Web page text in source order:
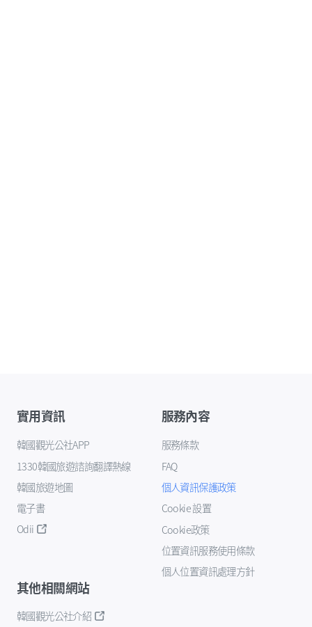
實用資訊
韓國觀光公社APP
1330韓國旅遊諮詢翻譯熱線
韓國旅遊地圖
電子書
Odii
服務內容
服務條款
FAQ
個人資訊保護政策
Cookie 設置
Cookie政策
位置資訊服務使用條款
個人位置資訊處理方針
其他相關網站
韓國觀光公社介紹